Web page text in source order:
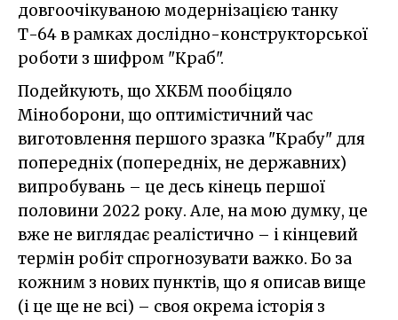
довгоочікуваною модернізацією танку
Т-64 в рамках дослідно-конструкторської
роботи з шифром "Краб".
Подейкують, що ХКБМ пообіцяло
Міноборони, що оптимістичний час
виготовлення першого зразка "Крабу" для
попередніх (попередніх, не державних)
випробувань – це десь кінець першої
половини 2022 року. Але, на мою думку, це
вже не виглядає реалістично – і кінцевий
термін робіт спрогнозувати важко. Бо за
кожним з нових пунктів, що я описав вище
(і це ще не всі) – своя окрема історія з